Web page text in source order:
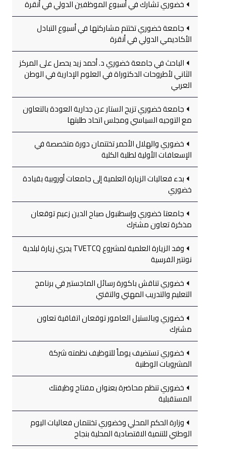
خضوري تشارك في أسبوع الموظفين الدولي في أنقرة
جامعة خضوري تختتم مشاركتها في أسبوع التبادل
الأكاديمي الدولي في أنقرة
الباحث في جامعة خضوري د. أحمد زيد يحصل على المركز
الثاني لأطروحات الدكتوراة في العلوم الإدارية في الوطن
العربي
جامعة خضوري تزيح الستار عن جدارية العودة بالتعاون
مع التوجيه السياسي ومجلس اتحاد طلبتها
خضوري والهلال الأحمر تختتمان دورة متخصصة في
الإسعافات الأولية لطلبة الكلية
بدء فعاليات الزيارة العلمية إلى جامعات أوروبية بقيادة
خضوري
جامعتا خضوري وإسطنبول صباح الدين زعيم توقعان
مذكرة تعاون مشترك
وفد الزيارة العلمية لمشروع TVETCQ يجري زيارة لبلدية
نونتير الفرسية
خضوري تناقش باكورة رسائل الماجستير في برنامج
التعليم والتدريب المهني والتقني
خضوري وبالستيل العامور توقعان اتفاقية تعاون
مشترك
خضوري تستضيف يوماً للتوظيف نظمته شركة
المشروبات الوطنية
خضوري تنظم محاضرة بعنوان مفتاح وظيفتك
المستقبلية
وزارة الحكم المحلي وخضوري تختتمان فعاليات اليوم
الوطني للتنمية الاقتصادية المحلية بنجاح